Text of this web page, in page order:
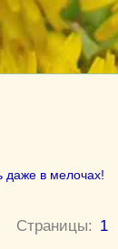
даже в мелочах!
Страницы: 1